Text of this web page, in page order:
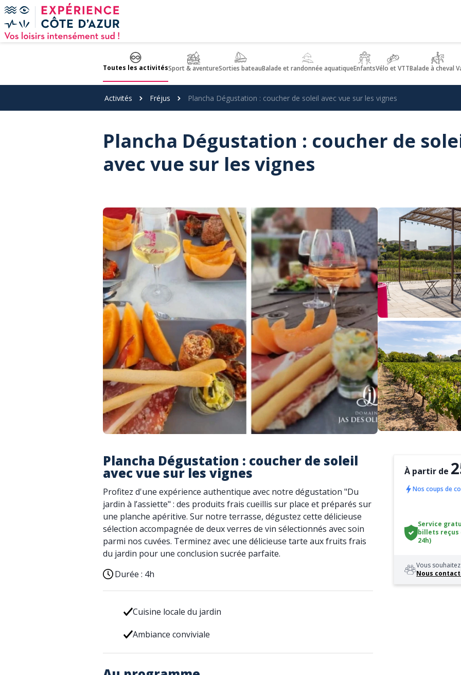
Panneau de gestion des cookies
Toutes les activitésSport & aventureSorties bateauBalade et randonnée aquatiqueEnfantsVélo et VTTBalade à cheval
Activités Fréjus Plancha Dégustation : coucher de soleil avec vue sur les vignes
Plancha Dégustation : coucher de
avec vue sur les vignes
Plancha Dégustation : coucher de soleil
avec vue sur les vignes
Profitez d'une expérience authentique avec notre dégustation "Du
jardin à l’assiette" : des produits frais cueillis sur place et préparés sur
une planche apéritive. Sur notre terrasse, dégustez cette délicieuse
sélection accompagnée de deux verres de vin sélectionnés avec soin
parmi nos cuvées. Terminez avec une délicieuse tarte aux fruits frais
du jardin pour une conclusion sucrée parfaite.
Durée : 4h
Cuisine locale du jardin
Ambiance conviviale
À partir de
Nos coups de
Service
billets reçus
24h)
Vous
Nous